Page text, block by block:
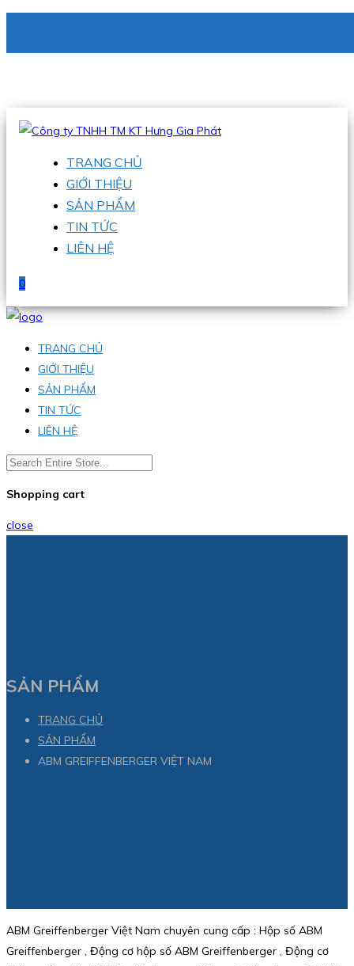
Hotline:0938 336 079
TRANG CHỦ
GIỚI THIỆU
SẢN PHẨM
TIN TỨC
LIÊN HỆ
0
TRANG CHỦ
GIỚI THIỆU
SẢN PHẨM
TIN TỨC
LIÊN HỆ
Shopping cart
close
SẢN PHẨM
TRANG CHỦ
SẢN PHẨM
ABM GREIFFENBERGER VIỆT NAM
ABM Greiffenberger Việt Nam chuyên cung cấp : Hộp số ABM
Greiffenberger , Động cơ hộp số ABM Greiffenberger , Động cơ